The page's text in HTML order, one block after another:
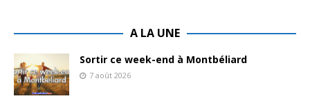
A LA UNE
Sortir ce week-end à Montbéliard
7 août 2026